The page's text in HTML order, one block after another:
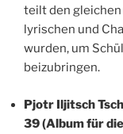
teilt den gleichen
lyrischen und
wurden, um
beizubringen.
Pjotr Iljitsch
39 (Album für